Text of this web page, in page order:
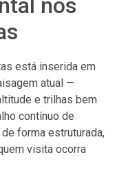
nos
está inserida em
atual —
e trilhas bem
contínuo de
forma estruturada,
visita ocorra